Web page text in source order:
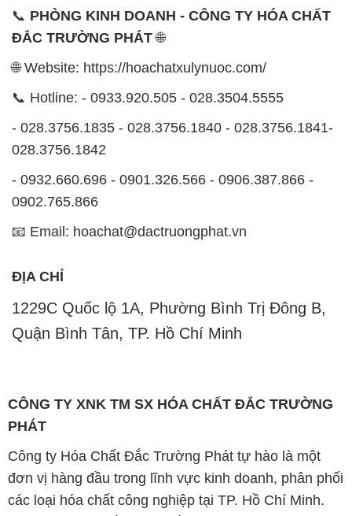
- 028.3756.1835 - 028.3756.1840 - 028.3756.1841-
0902.765.866
📧 Email: hoachat@dactruongphat.vn
ĐỊA CHỈ
1229C Quốc lộ 1A, Phường Bình Trị Đông B,
Quận Bình Tân, TP. Hồ Chí Minh
CÔNG TY XNK TM SX HÓA CHẤT ĐẮC TRƯỜNG
PHÁT
các loại hóa chất công nghiệp tại TP. Hồ Chí Minh.
Chúng tôi cam kết mang đến cho khách hàng sự hài
lòng và đáp ứng nhu cầu của họ một cách tốt nhất.
Với nhiều năm kinh nghiệm trong ngành, chúng tôi
hiểu rõ tầm quan trọng của chất lượng và giá trị của